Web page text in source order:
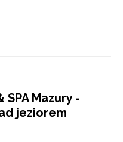
Mazury -
jeziorem